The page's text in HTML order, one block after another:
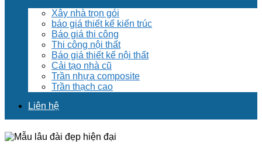
Xây nhà trọn gói
báo giá thiết kế kiến trúc
Báo giá thi công
Thi công nội thất
Báo giá thiết kế nội thất
Cải tạo nhà cũ
Trần nhựa composite
Trần thạch cao
Liên hệ